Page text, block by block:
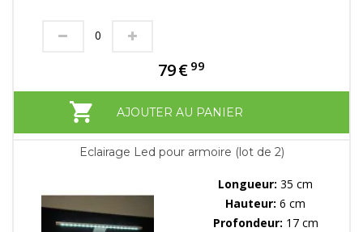
79€ 99
AJOUTER AU PANIER
Eclairage Led pour armoire (lot de 2)
Longueur: 35 cm
Hauteur: 6 cm
Profondeur: 17 cm